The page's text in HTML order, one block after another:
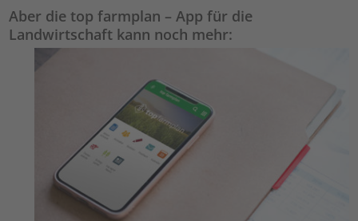
Aber die top farmplan – App für die
Landwirtschaft kann noch mehr: